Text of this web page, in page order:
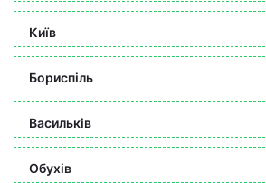
Київ
Бориспіль
Васильків
Обухів